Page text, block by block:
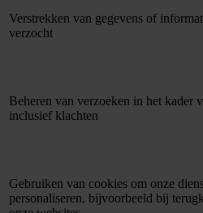
Verstrekken van gegevens of
verzocht
Beheren van verzoeken in het kader
inclusief klachten
Gebruiken van cookies om onze
personaliseren, bijvoorbeeld bij